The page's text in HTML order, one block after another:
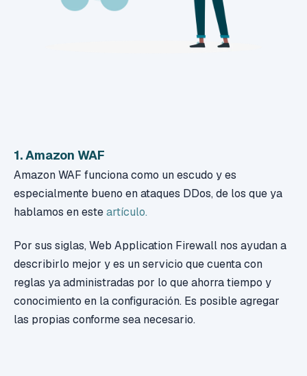
1. Amazon WAF
Amazon WAF funciona como un escudo y es
especialmente bueno en ataques DDos, de los que ya
hablamos en esteartículo.
Por sus siglas, Web Application Firewall nos ayudan a
describirlo mejor y es un servicio que cuenta con
reglas ya administradas por lo que ahorra tiempo y
conocimiento en la configuración. Es posible agregar
las propias conforme sea necesario.